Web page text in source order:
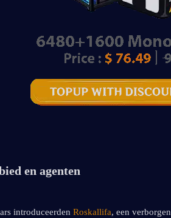
en agenten
introduceerden Roskallifa, een verborgen